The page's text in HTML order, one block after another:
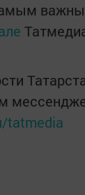
tatmedia